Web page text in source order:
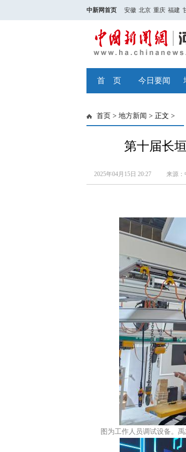
中新网首页 安徽 北京 重庆 福建
首 页 今日要闻
首页 > 地方新闻 > 正文 >
第十届长
2025年04月15日 20:27 来源：
图为工作人员调试设备。